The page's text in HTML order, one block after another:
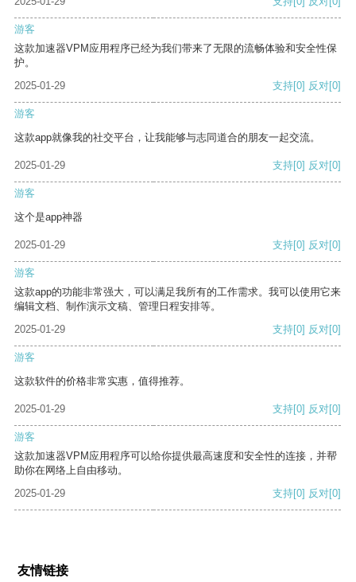
游客
这款加速器VPM应用程序已经为我们带来了无限的流畅体验和安全性保
护。
2025-01-29
支持[0] 反对[0]
游客
这款app就像我的社交平台，让我能够与志同道合的朋友一起交流。
2025-01-29 支持[0] 反对[0]
游客
这个是app神器
2025-01-29 支持[0] 反对[0]
游客
这款app的功能非常强大，可以满足我所有的工作需求。我可以使用它来
编辑文档、制作演示文稿、管理日程安排等。
2025-01-29
支持[0] 反对[0]
游客
这款软件的价格非常实惠，值得推荐。
2025-01-29 支持[0] 反对[0]
游客
这款加速器VPM应用程序可以给你提供最高速度和安全性的连接，并帮
助你在网络上自由移动。
2025-01-29
支持[0] 反对[0]
友情链接